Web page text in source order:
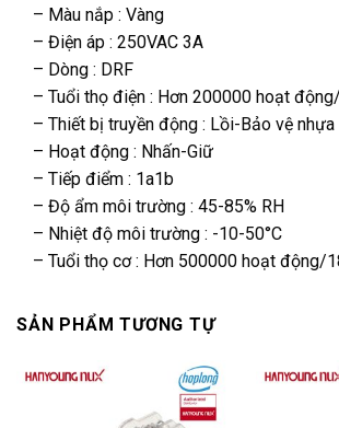
– Màu nắp : Vàng
– Điện áp : 250VAC 3A
– Dòng : DRF
– Tuổi thọ điện : Hơn 200000 hoạt
– Thiết bị truyền động : Lồi-Bảo vệ nhựa
– Hoạt động : Nhấn-Giữ
– Tiếp điểm : 1a1b
– Độ ẩm môi trường : 45-85% RH
– Nhiệt độ môi trường : -10-50°C
– Tuổi thọ cơ : Hơn 500000 hoạt động/
SẢN PHẨM TƯƠNG TỰ